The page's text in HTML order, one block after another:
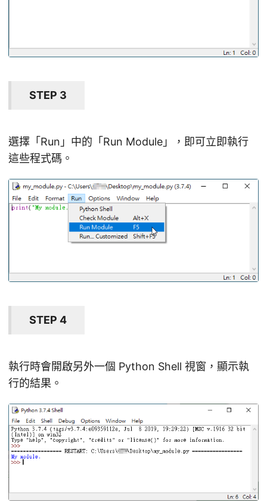
STEP 3
選擇「Run」中的「Run Module」，即可立即執行
這些程式碼。
STEP 4
執行時會開啟另外一個 Python Shell 視窗，顯示執
行的結果。